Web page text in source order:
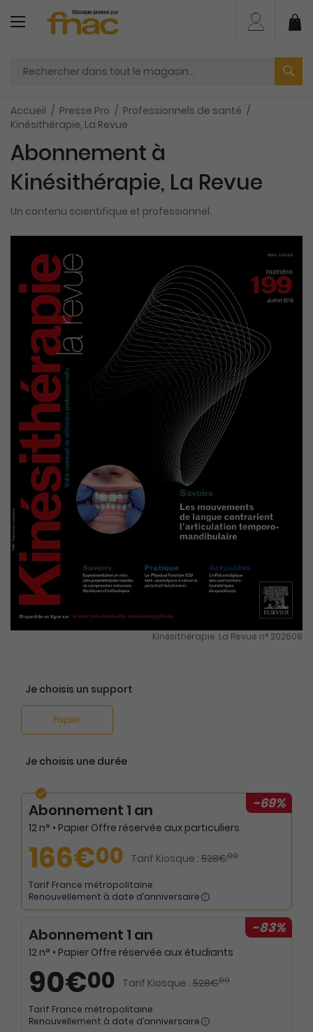
contenu
Accueil Presse Pro
Professionnels de santé
Kinésithérapie, La Revue
Kinésithérapie, La Revue n° 202608
Abonnement à
Kinésithérapie, La Revue
Un contenu scientifique et professionnel.
Je choisis un support
Papier
Je choisis une durée
-69%
Abonnement 1 an
12 n° • Papier Offre réservée aux particuliers
166€00 Tarif Kiosque : 528€00
Tarif France métropolitaine
Renouvellement à date d’anniversaire
-83%
Abonnement 1 an
12 n° • Papier Offre réservée aux étudiants
90€00 Tarif Kiosque : 528€00
Tarif France métropolitaine
Renouvellement à date d’anniversaire